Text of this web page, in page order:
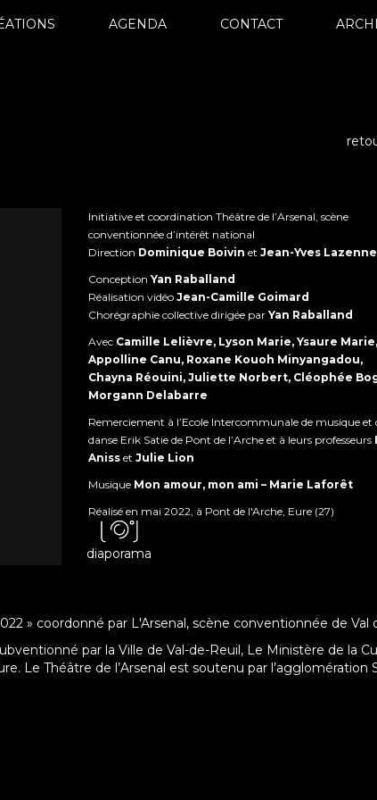
AGENDA CONTACT
diaporama
Initiative et coordination Théâtre de l’Arsenal, scène
conventionnée d’intérêt national
Direction Dominique Boivin et Jean-Yves
Conception Yan Raballand
Réalisation vidéo Jean-Camille Goimard
Chorégraphie collective dirigée par Yan Raballand
Avec Camille Lelièvre, Lyson Marie, Ysaure Marie,
Appolline Canu, Roxane Kouoh Minyangadou,
Chayna Réouini, Juliette Norbert, Cléophée
Morgann Delabarre
Remerciement à l’Ecole Intercommunale de musique et
danse Erik Satie de Pont de l’Arche et à leurs professeurs
Anisset Julie Lion
Musique Mon amour, mon ami – Marie Laforêt
Réalisé en mai 2022, à Pont de l'Arche, Eure (27)
» coordonné par L'Arsenal, scène conventionnée de Val
par la Ville de Val-de-Reuil, Le Ministère de la
Le Théâtre de l’Arsenal est soutenu par l’agglomération